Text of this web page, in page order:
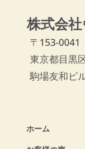
株式会
〒153-0041
東京都目黒
駒場友和ビ
ホーム